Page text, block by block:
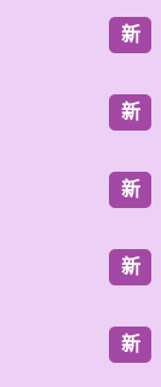
新
新
新
新
新